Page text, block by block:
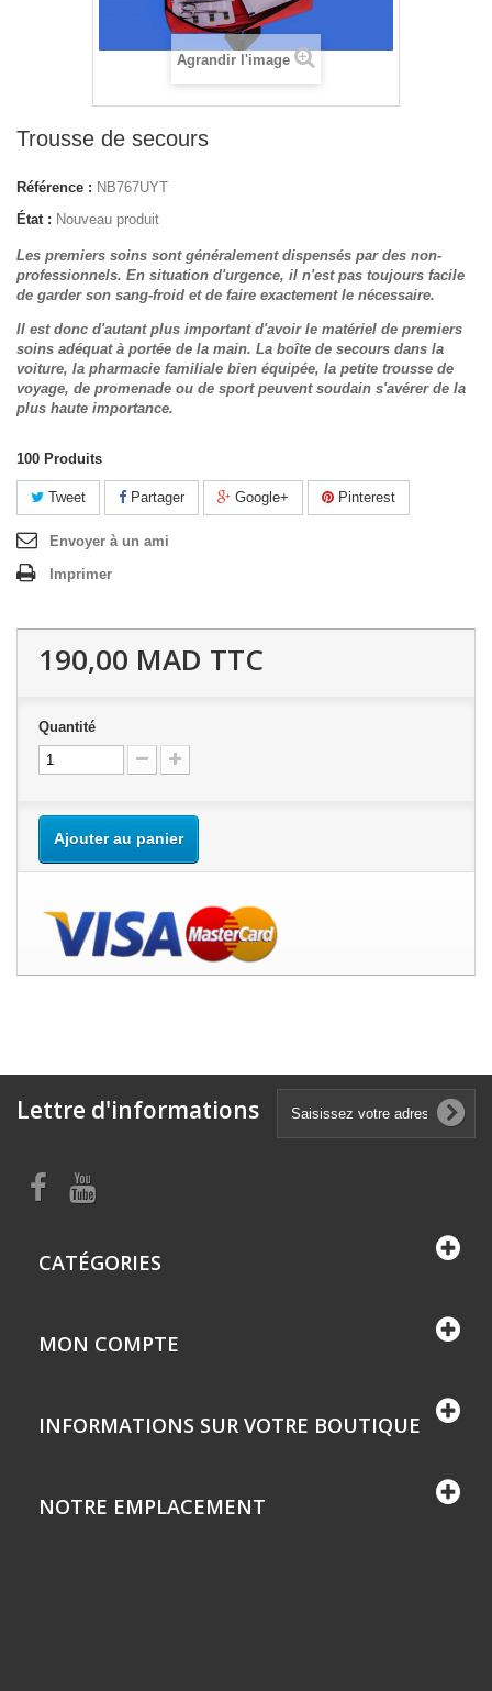
Agrandir l'image
Trousse de secours
Référence : NB767UYT
État : Nouveau produit
Les premiers soins sont généralement dispensés par des non-
professionnels. En situation d'urgence, il n'est pas toujours facile
de garder son sang-froid et de faire exactement le nécessaire.
Il est donc d'autant plus important d'avoir le matériel de premiers
soins adéquat à portée de la main. La boîte de secours dans la
voiture, la pharmacie familiale bien équipée, la petite trousse de
voyage, de promenade ou de sport peuvent soudain s'avérer de la
plus haute importance.
100 Produits
Tweet Partager Google+ Pinterest
Envoyer à un ami
Imprimer
190,00 MAD TTC
Quantité
Ajouter au panier
Lettre d'informations
CATÉGORIES
MON COMPTE
INFORMATIONS SUR VOTRE BOUTIQUE
NOTRE EMPLACEMENT